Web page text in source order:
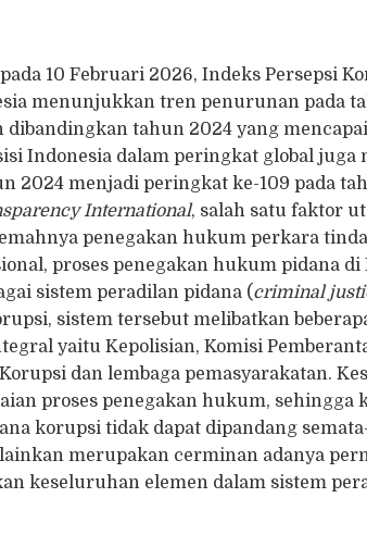
10 Februari 2026, Indeks Persepsi
menunjukkan tren penurunan pada
tahun 2024 yang
Indonesia dalam peringkat global juga
2024 menjadi peringkat ke-109 pada
International, salah satu faktor
penegakan hukum perkara
proses penegakan hukum pidana di
sistem peradilan pidana (criminal
sistem tersebut melibatkan
yaitu Kepolisian, Komisi
dan lembaga pemasyarakatan.
proses penegakan hukum, sehingga
korupsi tidak dapat dipandang
merupakan cerminan adanya
keseluruhan elemen dalam sistem